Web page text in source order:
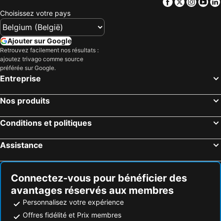
Sunny Hill Alya Hotel
Karikatur Bi Hotel
Hotel Mola
Riviera Zen Hotel Adult Only
Arsi Hotel
Gold Island Hotel Alanya
Kleopatra Beach Hotel
Livaneli Boutique Otel
Istanbul, Province d'Istanbul Hôtels
Kusadasi, Aydin Province Hôtels
Fethiye, Mugla Province Hôtels
Choisissez votre pays
Ajouter sur Google
Retrouvez facilement nos résultats :
ajoutez trivago comme source
préférée sur Google.
Entreprise
Nos produits
Conditions et politiques
Assistance
Connectez-vous pour bénéficier des
avantages réservés aux membres
Personnalisez votre expérience
Offres fidélité et Prix membres